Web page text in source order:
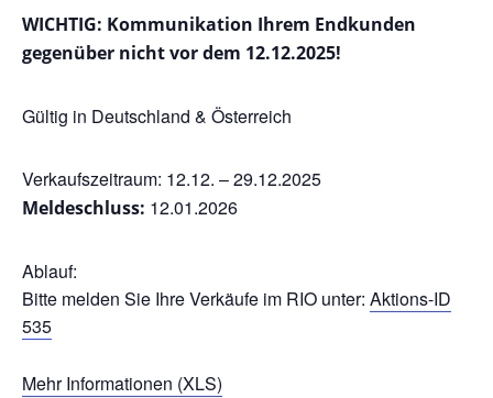
WICHTIG: Kommunikation Ihrem Endkunden
gegenüber nicht vor dem 12.12.2025!
Gültig in Deutschland & Österreich
Verkaufszeitraum: 12.12. – 29.12.2025
Meldeschluss: 12.01.2026
Ablauf:
Bitte melden Sie Ihre Verkäufe im RIO unter: Aktions-ID
535
Mehr Informationen (XLS)